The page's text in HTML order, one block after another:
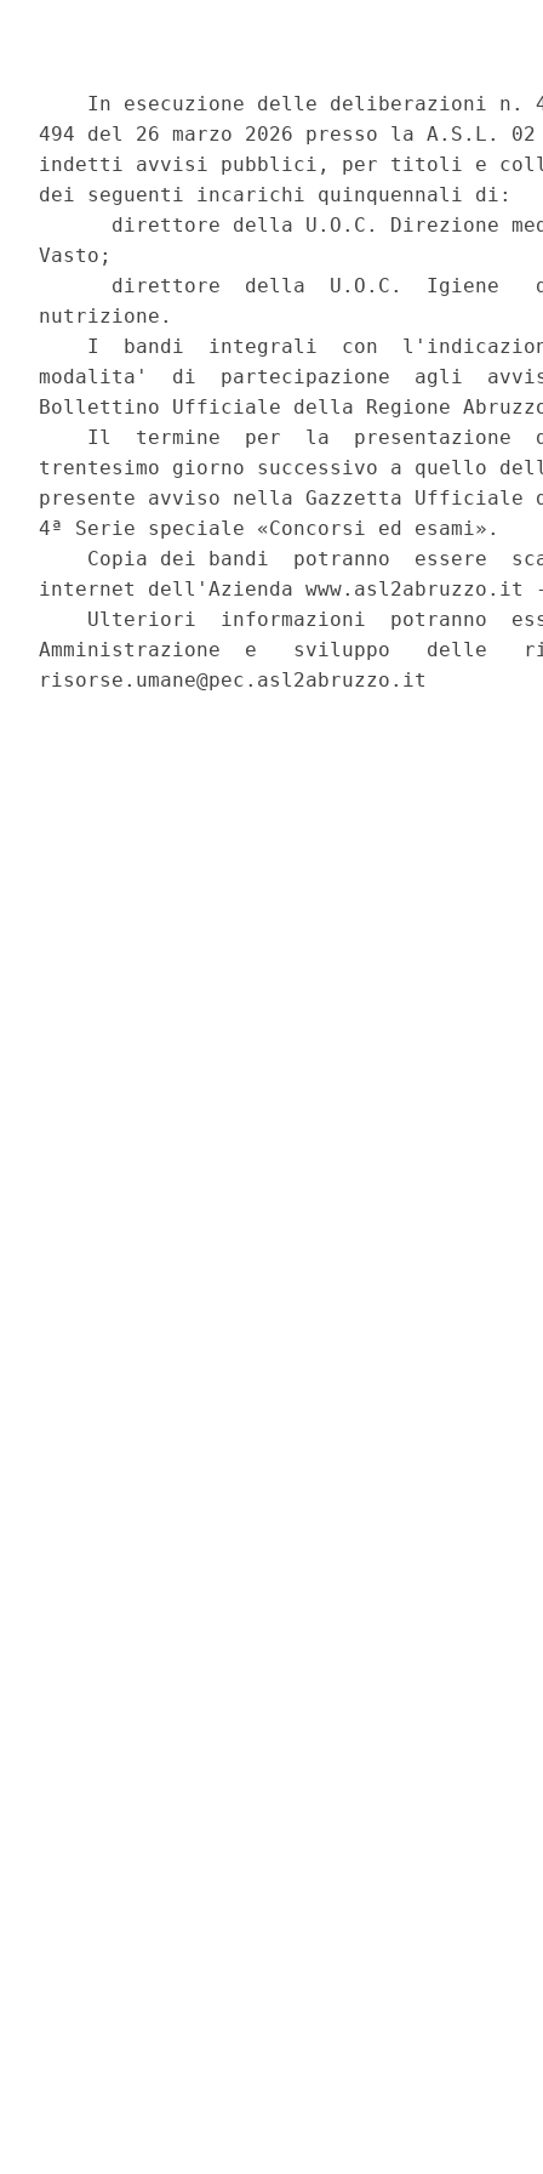
In esecuzione delle deliberazioni n.
494 del 26 marzo 2026 presso la A.S.L.
indetti avvisi pubblici, per titoli e
dei seguenti incarichi quinquennali di:
direttore della U.O.C. Direzione
Vasto;
direttore  della  U.O.C.  Igiene
nutrizione.
I  bandi  integrali  con
modalita'  di  partecipazione  agli
Bollettino Ufficiale della Regione
Il  termine  per  la  presentazione
trentesimo giorno successivo a quello
presente avviso nella Gazzetta
4ª Serie speciale «Concorsi ed esami».
Copia dei bandi  potranno  essere
internet dell'Azienda
Ulteriori  informazioni  potranno
Amministrazione  e   sviluppo   delle
risorse.umane@pec.asl2abruzzo.it